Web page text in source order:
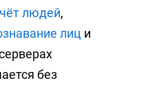
людей,
лиц и
без